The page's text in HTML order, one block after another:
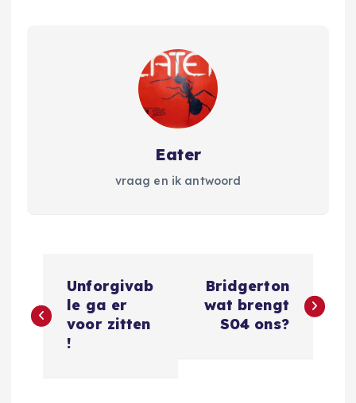
Eater
vraag en ik antwoord
e
Unforgivab
le ga er
voor zitten
!
Bridgerton
wat brengt
S04 ons?